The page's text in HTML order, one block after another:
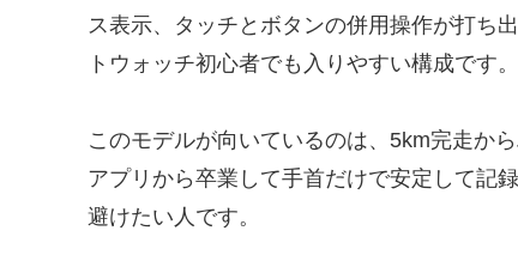
ス表示、タッチとボタンの併用操作が打ち
トウォッチ初心者でも入りやすい構成です。
このモデルが向いているのは、5km完走か
アプリから卒業して手首だけで安定して記
避けたい人です。